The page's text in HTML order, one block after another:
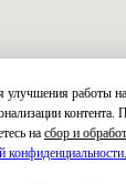
работы
контента.
на сбор и
конфиденциальности.